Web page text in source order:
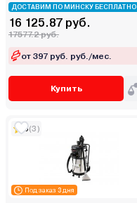
SENIX
Skiper
Steher
Stihl
TOTAL
Tundra
Turbosky
ДОСТАВИМ ПО МИНСКУ БЕСПЛАТНО
16 125.87 руб.
17577.2 руб.
от 397 руб. руб./мес.
Купить
Под заказ 3 дня
5(3)